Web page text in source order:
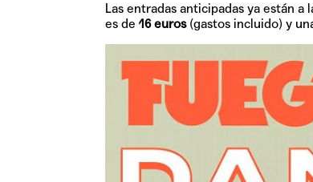
Las entradas anticipadas ya están
es de 16 euros(gastos incluido) y